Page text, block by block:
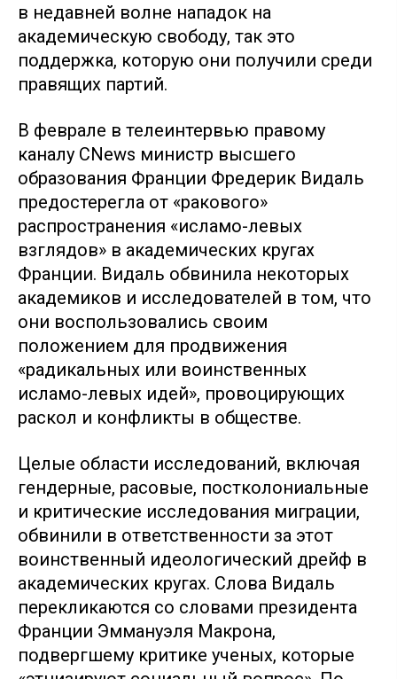
в недавней волне нападок на
академическую свободу, так это
поддержка, которую они получили среди
правящих партий.
В феврале в телеинтервью правому
каналу CNews министр высшего
образования Франции Фредерик Видаль
предостерегла от «ракового»
распространения «исламо-левых
взглядов» в академических кругах
Франции. Видаль обвинила некоторых
академиков и исследователей в том, что
они воспользовались своим
положением для продвижения
«радикальных или воинственных
исламо-левых идей», провоцирующих
раскол и конфликты в обществе.
Целые области исследований, включая
гендерные, расовые, постколониальные
и критические исследования миграции,
обвинили в ответственности за этот
воинственный идеологический дрейф в
академических кругах. Слова Видаль
перекликаются со словами президента
Франции Эммануэля Макрона,
подвергшему критике ученых, которые